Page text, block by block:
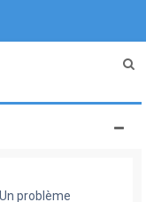
problème